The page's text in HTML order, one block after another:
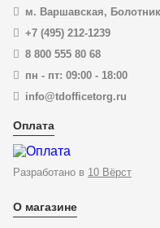
New!
м. Варшавская,
+7 (495) 212-1239
8 800 555 80 68
пн - пт: 09:00 - 18:00
info@tdofficetorg.ru
Оплата
Разработано в 10 Вёрст
О магазине